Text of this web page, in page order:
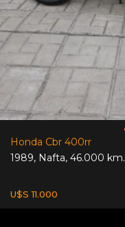
Honda Cbr 400rr
1989, Nafta, 46.000 km.
U$S 11.000